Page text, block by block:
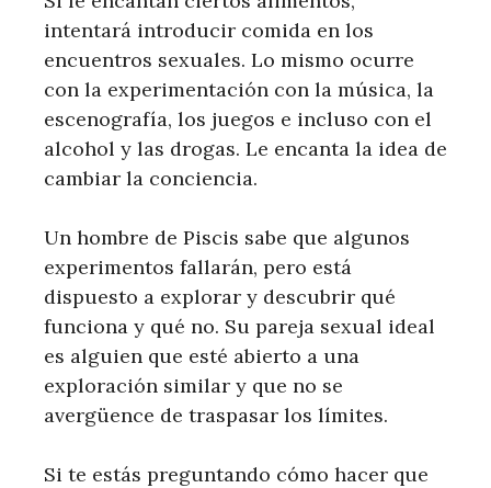
intentará introducir comida en los
encuentros sexuales. Lo mismo ocurre
con la experimentación con la música, la
escenografía, los juegos e incluso con el
alcohol y las drogas. Le encanta la idea de
cambiar la conciencia.
Un hombre de Piscis sabe que algunos
experimentos fallarán, pero está
dispuesto a explorar y descubrir qué
funciona y qué no. Su pareja sexual ideal
es alguien que esté abierto a una
exploración similar y que no se
avergüence de traspasar los límites.
Si te estás preguntando cómo hacer que